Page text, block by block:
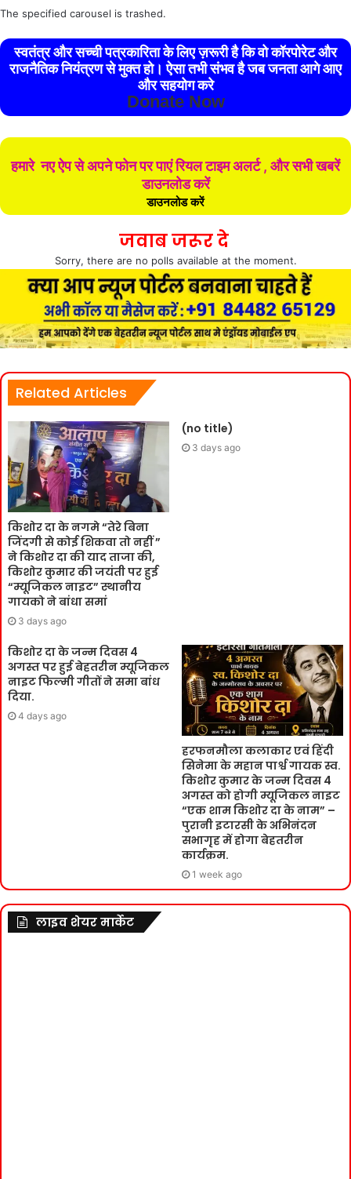
The specified carousel is trashed.
स्वतंत्र और सच्ची पत्रकारिता के लिए ज़रूरी है कि वो कॉरपोरेट और
राजनैतिक नियंत्रण से मुक्त हो। ऐसा तभी संभव है जब जनता आगे आए
और सहयोग करे
Donate Now
हमारे नए ऐप से अपने फोन पर पाएं रियल टाइम अलर्ट , और सभी खबरें
डाउनलोड करें
डाउनलोड करें
जवाब जरूर दे
Sorry, there are no polls available at the moment.
Related Articles
किशोर दा के नगमे “तेरे बिना
जिंदगी से कोई शिकवा तो नहीं ”
ने किशोर दा की याद ताजा की,
किशोर कुमार की जयंती पर हुई
“म्यूजिकल नाइट” स्थानीय
गायको ने बांधा समां
3 days ago
(no title)
3 days ago
किशोर दा के जन्म दिवस 4
अगस्त पर हुई बेहतरीन म्यूजिकल
नाइट फिल्मी गीतों ने समा बांध
दिया.
4 days ago
हरफनमौला कलाकार एवं हिंदी
सिनेमा के महान पार्श्व गायक स्व.
किशोर कुमार के जन्म दिवस 4
अगस्त को होगी म्यूजिकल नाइट
“एक शाम किशोर दा के नाम” –
पुरानी इटारसी के अभिनंदन
सभागृह में होगा बेहतरीन
कार्यक्रम.
1 week ago
लाइव शेयर मार्केट